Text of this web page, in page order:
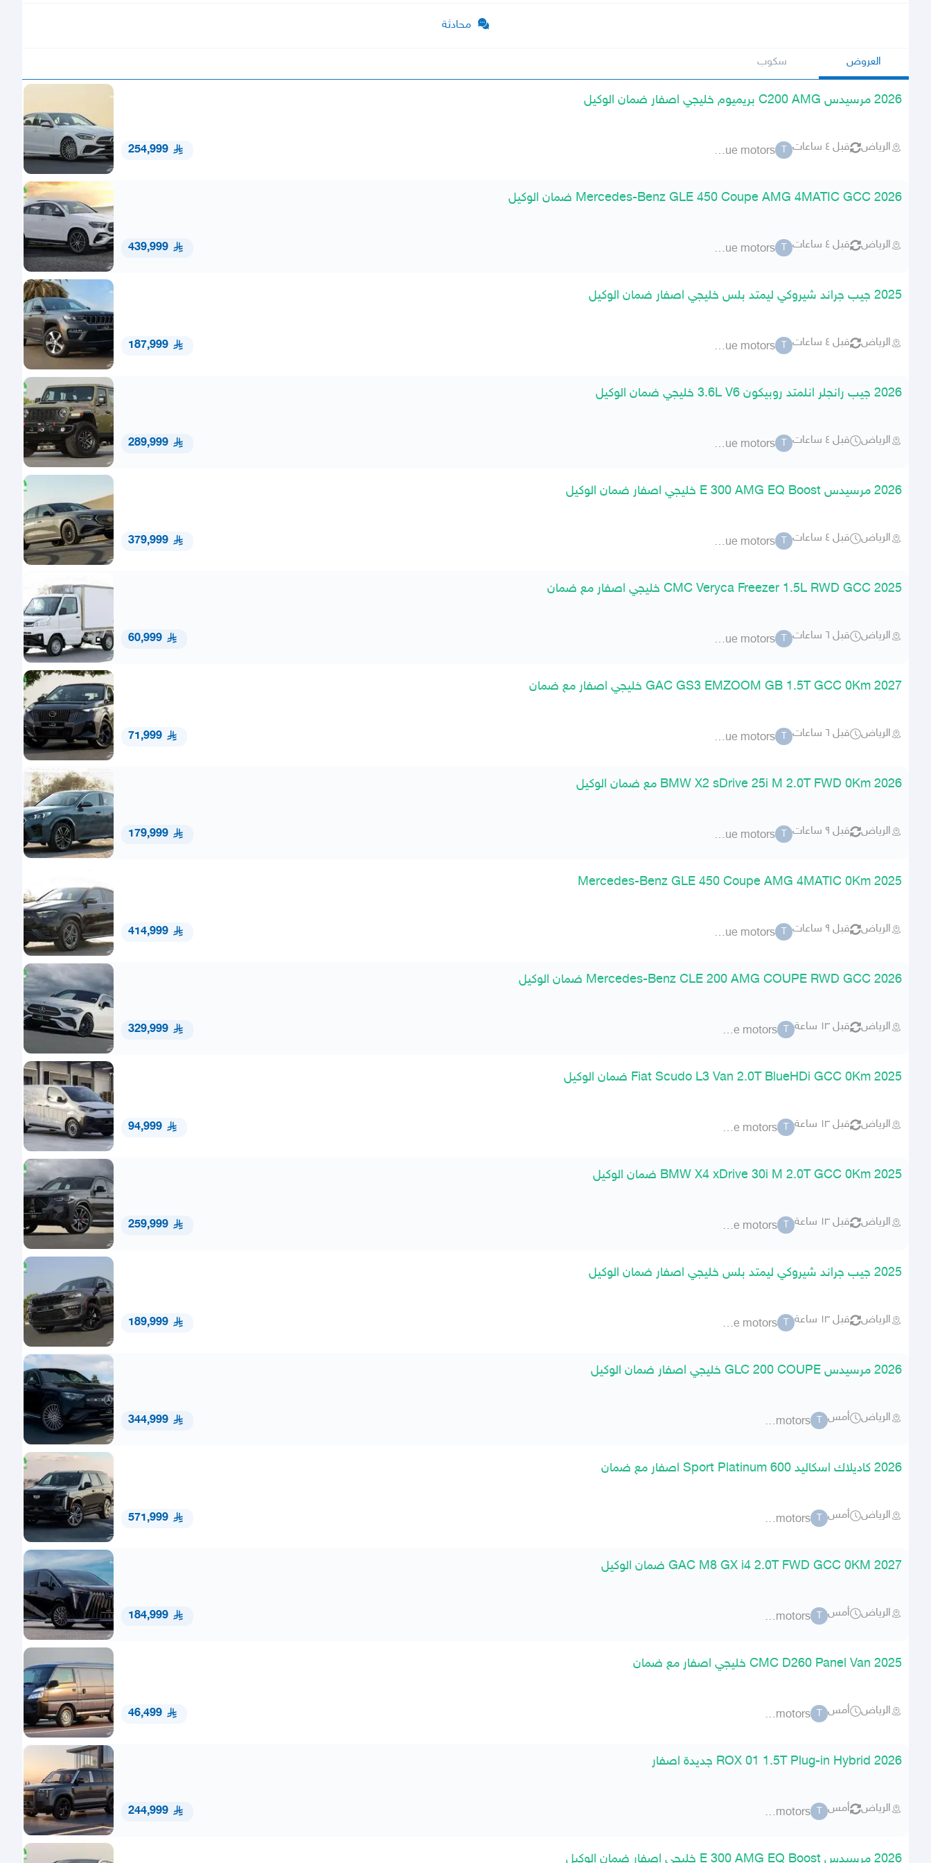
محادثة
العروض سكوب
2026 مرسيدس C200 AMG بريميوم خليجي اصفار ضمان الوكيل
الرياض قبل ٤ ساعات T
torque motors
254,999
2026 Mercedes-Benz GLE 450 Coupe AMG 4MATIC GCC ضمان الوكيل
الرياض قبل ٤ ساعات T
torque motors
439,999
2025 جيب جراند شيروكي ليمتد بلس خليجي اصفار ضمان الوكيل
الرياض قبل ٤ ساعات T
torque motors
187,999
2026 جيب رانجلر انلمتد روبيكون 3.6L V6 خليجي ضمان الوكيل
الرياض قبل ٤ ساعات T
torque motors
289,999
2026 مرسيدس E 300 AMG EQ Boost خليجي اصفار ضمان الوكيل
الرياض قبل ٤ ساعات T
torque motors
379,999
2025 CMC Veryca Freezer 1.5L RWD GCC خليجي اصفار مع ضمان
الرياض قبل ٦ ساعات T
torque motors
60,999
2027 GAC GS3 EMZOOM GB 1.5T GCC 0Km خليجي اصفار مع ضمان
الرياض قبل ٦ ساعات T
torque motors
71,999
2026 BMW X2 sDrive 25i M 2.0T FWD 0Km مع ضمان الوكيل
الرياض قبل ٩ ساعات T
torque motors
179,999
2025 Mercedes-Benz GLE 450 Coupe AMG 4MATIC 0Km
الرياض قبل ٩ ساعات T
torque motors
414,999
2026 Mercedes-Benz CLE 200 AMG COUPE RWD GCC ضمان الوكيل
الرياض قبل ١٣ ساعة T
torque motors
329,999
2025 Fiat Scudo L3 Van 2.0T BlueHDi GCC 0Km ضمان الوكيل
الرياض قبل ١٣ ساعة T
torque motors
94,999
2025 BMW X4 xDrive 30i M 2.0T GCC 0Km ضمان الوكيل
الرياض قبل ١٣ ساعة T
torque motors
259,999
2025 جيب جراند شيروكي ليمتد بلس خليجي اصفار ضمان الوكيل
الرياض قبل ١٣ ساعة T
torque motors
189,999
2026 مرسيدس GLC 200 COUPE خليجي اصفار ضمان الوكيل
الرياض أمس T
torque motors
344,999
2026 كاديلاك اسكاليد 600 Sport Platinum اصفار مع ضمان
الرياض أمس T
torque motors
571,999
2027 GAC M8 GX i4 2.0T FWD GCC 0KM ضمان الوكيل
الرياض أمس T
torque motors
184,999
CMC D260 Panel Van 2025 خليجي اصفار مع ضمان
الرياض أمس T
torque motors
46,499
2026 ROX 01 1.5T Plug-in Hybrid جديدة اصفار
الرياض أمس T
torque motors
244,999
2026 مرسيدس E 300 AMG EQ Boost خليجي اصفار ضمان الوكيل